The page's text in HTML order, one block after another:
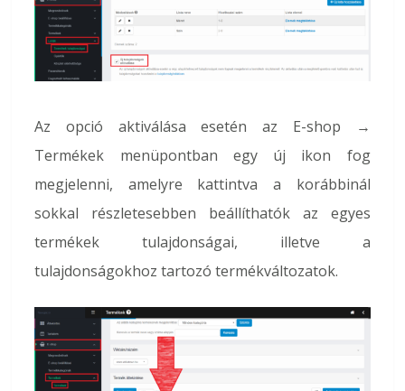
Az opció aktiválása esetén az E-shop →
Termékek menüpontban egy új ikon fog
megjelenni, amelyre kattintva a korábbinál
sokkal részletesebben beállíthatók az egyes
termékek tulajdonságai, illetve a
tulajdonságokhoz tartozó termékváltozatok.